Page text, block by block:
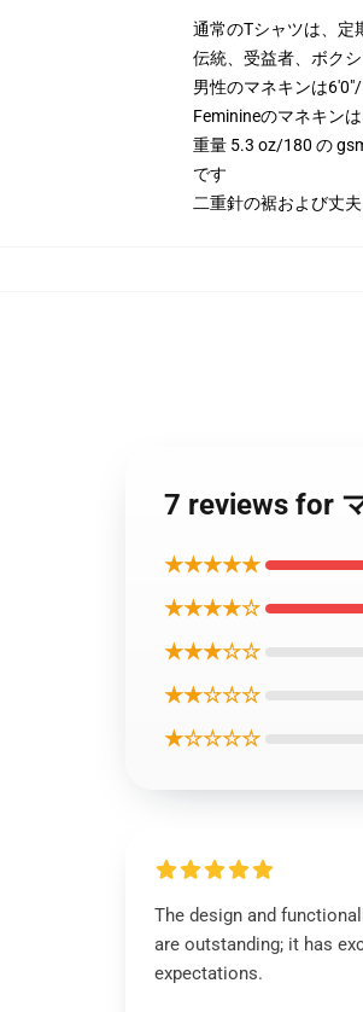
通常のTシャツは、定
伝統、受益者、ボク
男性のマネキンは
Feminineのマネキン
重量 5.3 oz/180 の
です
二重針の裾および丈
7 reviews for
★★★★★
★★★★☆
★★★☆☆
★★☆☆☆
★☆☆☆☆
The design and
are outstanding; it has
expectations.